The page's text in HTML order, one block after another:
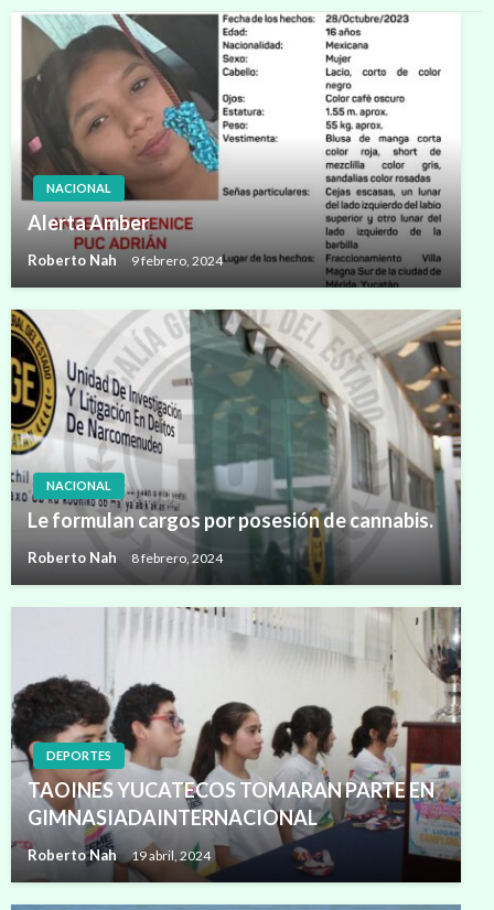
NACIONAL
Alerta Amber
Roberto Nah 9 febrero, 2024
NACIONAL
Le formulan cargos por posesión de cannabis.
Roberto Nah 8 febrero, 2024
DEPORTES
TAOINES YUCATECOS TOMARAN PARTE EN
GIMNASIADAINTERNACIONAL
Roberto Nah 19 abril, 2024